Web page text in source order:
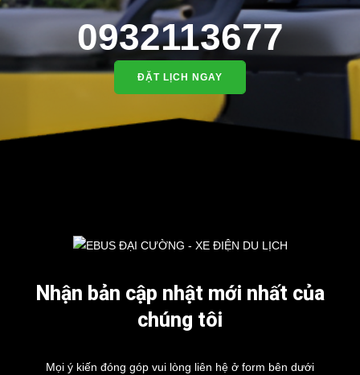
0932113677
ĐẶT LỊCH NGAY
Nhận bản cập nhật mới nhất của
chúng tôi
Mọi ý kiến đóng góp vui lòng liên hệ ở form bên dưới